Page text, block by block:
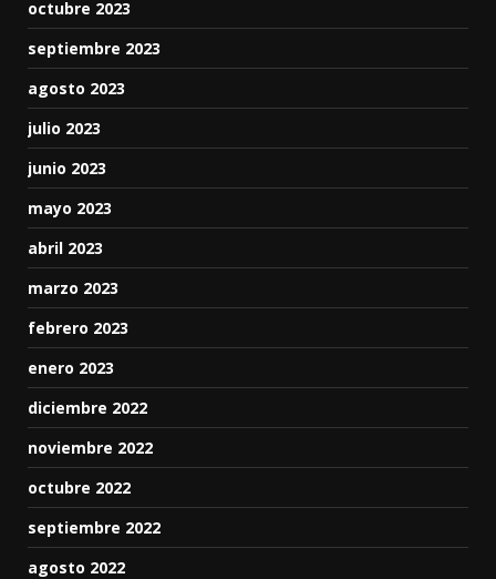
octubre 2023
septiembre 2023
agosto 2023
julio 2023
junio 2023
mayo 2023
abril 2023
marzo 2023
febrero 2023
enero 2023
diciembre 2022
noviembre 2022
octubre 2022
septiembre 2022
agosto 2022